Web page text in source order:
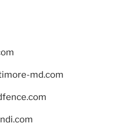
md.com